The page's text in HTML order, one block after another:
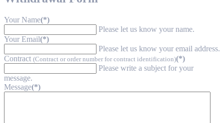
Your Name(*)
Please let us know your name.
Your Email(*)
Please let us know your email address.
Contract (Contract or order number for contract identification)(*)
Please write a subject for your
message.
Message(*)